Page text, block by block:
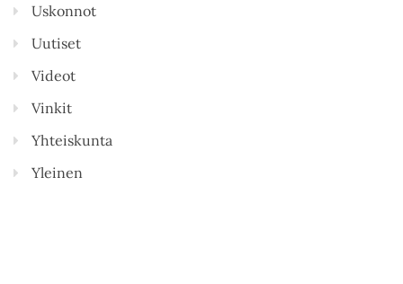
Uskonnot
Uutiset
Videot
Vinkit
Yhteiskunta
Yleinen